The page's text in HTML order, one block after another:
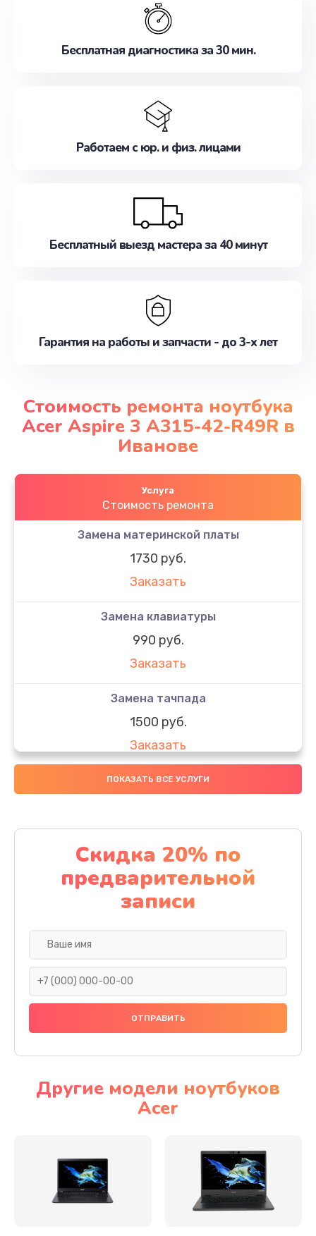
наилучшим образом. Не медлите записаться на
Бесплатная диагностика за 30 мин.
Работаем с юр. и физ. лицами
Бесплатный выезд мастера за 40 минут
Гарантия на работы и запчасти - до 3-х лет
Стоимость ремонта ноутбука
Acer Aspire 3 A315-42-R49R в
Иванове
Услуга
Стоимость ремонта
Замена материнской платы
1730 руб.
Заказать
Замена клавиатуры
990 руб.
Заказать
Замена тачпада
1500 руб.
Заказать
Замена южного моста
Заказать
Чистка от пыли
1060 руб.
Заказать
Ремонт подсветки
Настройка BIOS
Замена видеочипа
ПОКАЗАТЬ ВСЕ УСЛУГИ
Скидка 20% по
предварительной
записи
Другие модели ноутбуков
Acer